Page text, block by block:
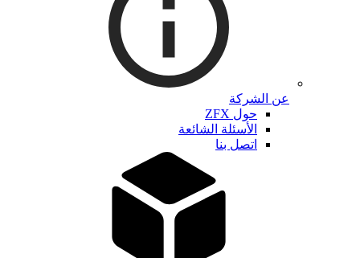
عن الشركة
حول ZFX
الأسئلة الشائعة
اتصل بنا